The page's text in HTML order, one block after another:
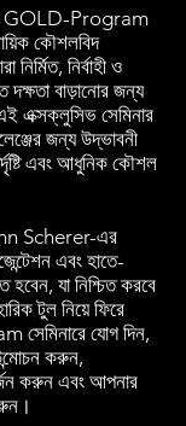
GOLD-Program
কৌশলবিদ
নির্বাহী ও
দক্ষতা বাড়ানোর জন্য
এক্সক্লুসিভ সেমিনার
জন্য উদ্ভাবনী
এবং আধুনিক কৌশল
Scherer-এর
এবং হাতে-
যা নিশ্চিত করবে
টুল নিয়ে ফিরে
যোগ দিন,
করুন,
করুন এবং আপনার